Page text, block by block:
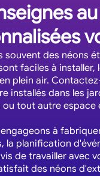
souvent des néons
faciles à
plein air.
installés dans les
ou tout autre espace
à
la planification
de travailler avec
des néons